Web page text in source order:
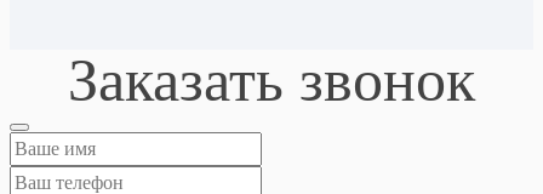
Заказать звонок